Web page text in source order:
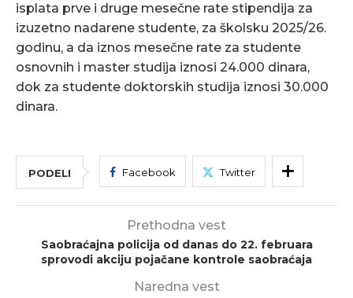
isplata prve i druge mesečne rate stipendija za
izuzetno nadarene studente, za školsku 2025/26.
godinu, a da iznos mesečne rate za studente
osnovnih i master studija iznosi 24.000 dinara,
dok za studente doktorskih studija iznosi 30.000
dinara.
PODELI Facebook Twitter
Prethodna vest
Saobraćajna policija od danas do 22. februara
sprovodi akciju pojačane kontrole saobraćaja
Naredna vest